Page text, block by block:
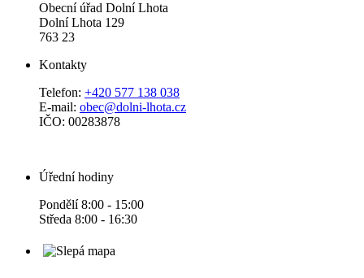
Obecní úřad Dolní Lhota
Dolní Lhota 129
763 23
Kontakty
Telefon: +420 577 138 038
E-mail: obec@dolni-lhota.cz
IČO: 00283878
Úřední hodiny
Pondělí 8:00 - 15:00
Středa 8:00 - 16:30